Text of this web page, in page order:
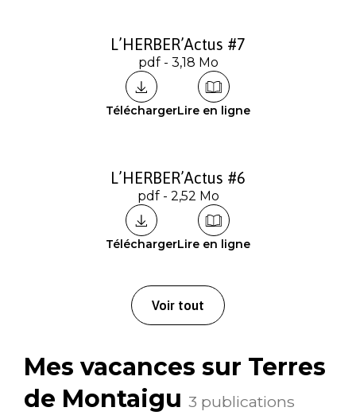
L’HERBER’Actus #7
pdf - 3,18 Mo
TéléchargerLire en ligne
L’HERBER’Actus #6
pdf - 2,52 Mo
TéléchargerLire en ligne
Voir tout
Mes vacances sur Terres
de Montaigu 3 publications